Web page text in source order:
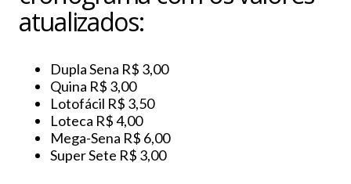
atualizados:
Dupla Sena R$ 3,00
Quina R$ 3,00
Lotofácil R$ 3,50
Loteca R$ 4,00
Mega-Sena R$ 6,00
Super Sete R$ 3,00